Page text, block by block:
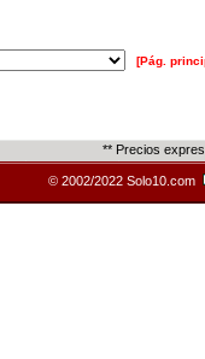
[Pág.
** Precios
© 2002/2022 Solo10.com